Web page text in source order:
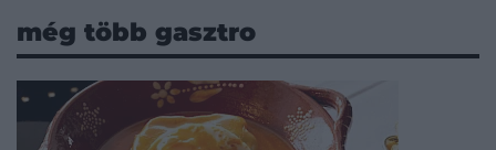
még több gasztro